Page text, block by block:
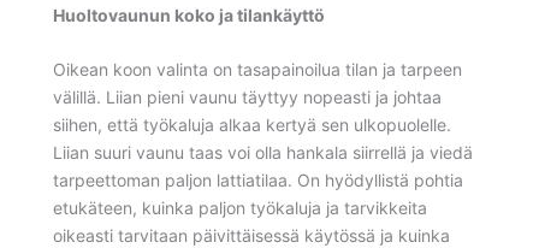
Huoltovaunun koko ja tilankäyttö
Oikean koon valinta on tasapainoilua tilan ja tarpeen
välillä. Liian pieni vaunu täyttyy nopeasti ja johtaa
siihen, että työkaluja alkaa kertyä sen ulkopuolelle.
Liian suuri vaunu taas voi olla hankala siirrellä ja viedä
tarpeettoman paljon lattiatilaa. On hyödyllistä pohtia
etukäteen, kuinka paljon työkaluja ja tarvikkeita
oikeasti tarvitaan päivittäisessä käytössä ja kuinka